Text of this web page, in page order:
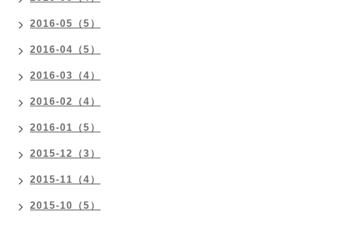
2016-05（5）
2016-04（5）
2016-03（4）
2016-02（4）
2016-01（5）
2015-12（3）
2015-11（4）
2015-10（5）